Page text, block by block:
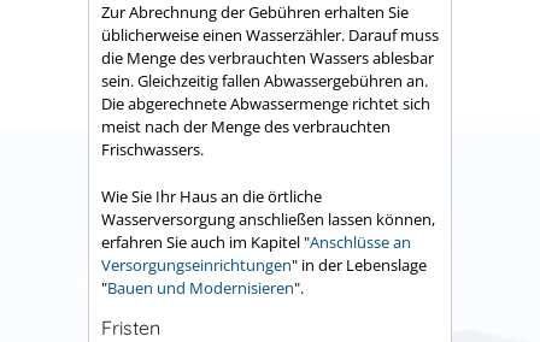
Zur Abrechnung der Gebühren erhalten Sie
üblicherweise einen Wasserzähler. Darauf muss
die Menge des verbrauchten Wassers ablesbar
sein. Gleichzeitig fallen Abwassergebühren an.
Die abgerechnete Abwassermenge richtet sich
meist nach der Menge des verbrauchten
Frischwassers.
Wie Sie Ihr Haus an die örtliche
Wasserversorgung anschließen lassen können,
erfahren Sie auch im Kapitel "Anschlüsse an
Versorgungseinrichtungen" in der Lebenslage
"Bauen und Modernisieren".
Fristen